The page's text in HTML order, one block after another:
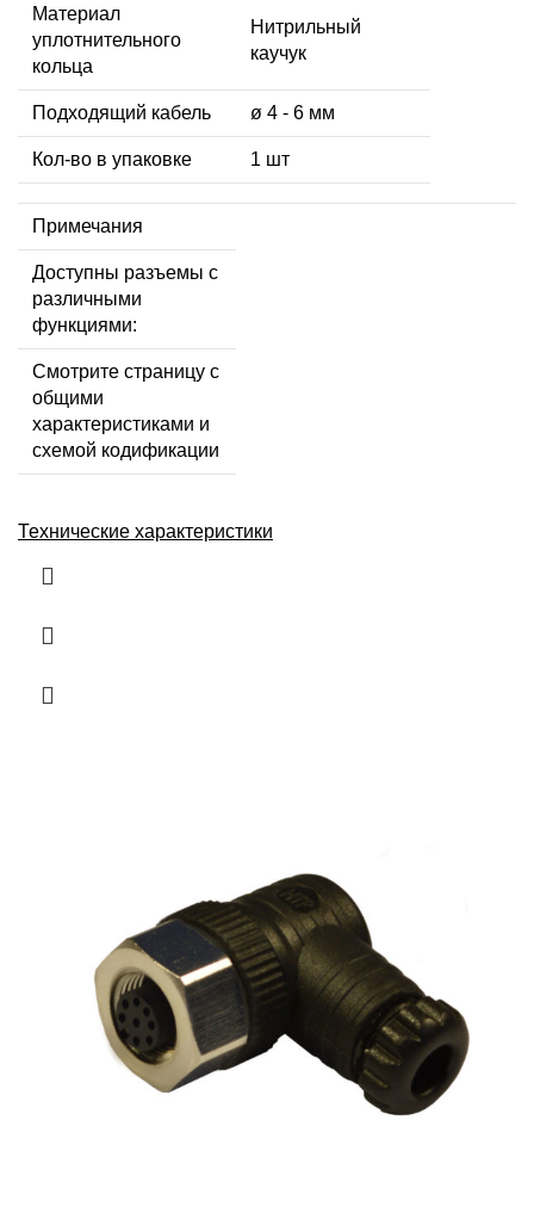
Материал
уплотнительного
кольца
Нитрильный
каучук
Подходящий кабель ø 4 - 6 мм
Кол-во в упаковке 1 шт
Примечания
Доступны разъемы с
различными
функциями:
Смотрите страницу с
общими
характеристиками и
схемой кодификации
Технические характеристики